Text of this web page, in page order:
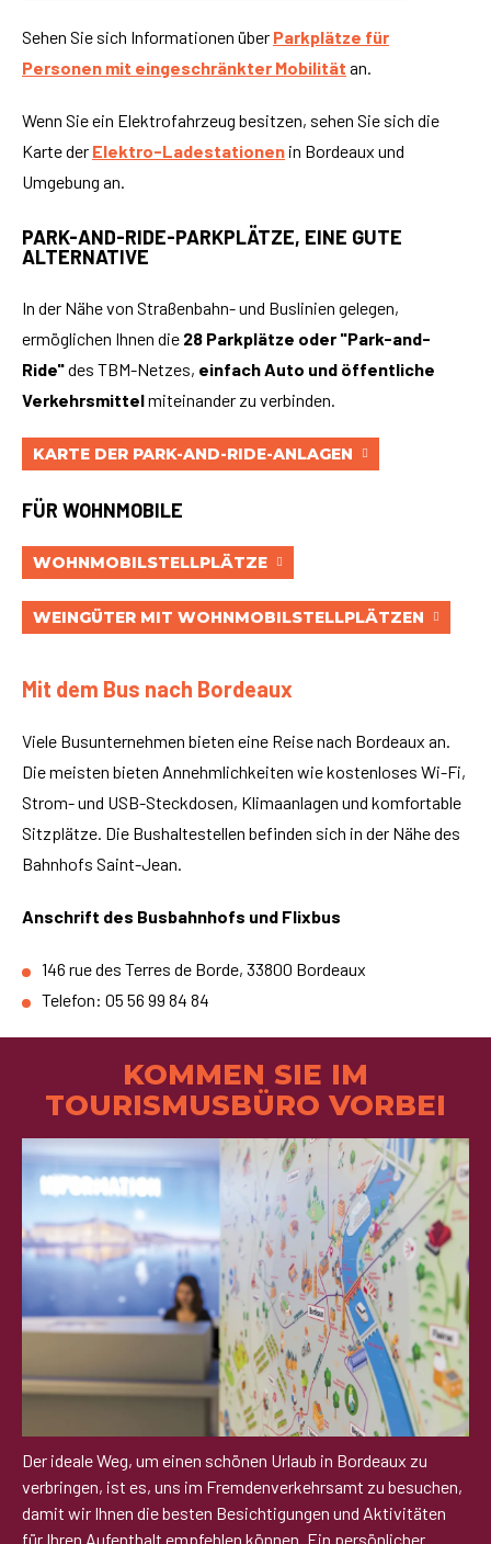
Sehen Sie sich Informationen über Parkplätze für
Personen mit eingeschränkter Mobilität an.
Wenn Sie ein Elektrofahrzeug besitzen, sehen Sie sich die
Karte der Elektro-Ladestationen in Bordeaux und
Umgebung an.
PARK-AND-RIDE-PARKPLÄTZE, EINE GUTE
ALTERNATIVE
In der Nähe von Straßenbahn- und Buslinien gelegen,
ermöglichen Ihnen die 28 Parkplätze oder "Park-and-
Ride"des TBM-Netzes, einfach Auto und öffentliche
Verkehrsmittelmiteinander zu verbinden.
KARTE DER PARK-AND-RIDE-ANLAGEN
FÜR WOHNMOBILE
WOHNMOBILSTELLPLÄTZE
WEINGÜTER MIT WOHNMOBILSTELLPLÄTZEN
Mit dem Bus nach Bordeaux
Viele Busunternehmen bieten eine Reise nach Bordeaux an.
Die meisten bieten Annehmlichkeiten wie kostenloses Wi-Fi,
Strom- und USB-Steckdosen, Klimaanlagen und komfortable
Sitzplätze. Die Bushaltestellen befinden sich in der Nähe des
Bahnhofs Saint-Jean.
Anschrift des Busbahnhofs und Flixbus
146 rue des Terres de Borde, 33800 Bordeaux
Telefon: 05 56 99 84 84
KOMMEN SIE IM
TOURISMUSBÜRO VORBEI
Der ideale Weg, um einen schönen Urlaub in Bordeaux zu
verbringen, ist es, uns im Fremdenverkehrsamt zu besuchen,
damit wir Ihnen die besten Besichtigungen und Aktivitäten
für Ihren Aufenthalt empfehlen können. Ein persönlicher